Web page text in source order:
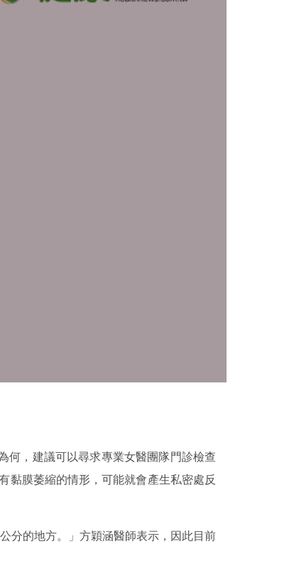
何，建議可以尋求專業女醫團隊門診檢查
黏膜萎縮的情形，可能就會產生私密處反
分的地方。」方穎涵醫師表示，因此目前